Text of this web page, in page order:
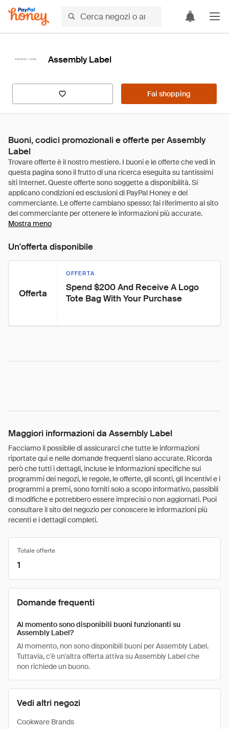
Assembly Label
Fai shopping
Buoni, codici promozionali e offerte per Assembly
Label
Mostra meno
Un'offerta disponibile
Offerta
OFFERTA
Spend $200 And Receive A Logo
Tote Bag With Your Purchase
Maggiori informazioni da Assembly Label
Facciamo il possibile di assicurarci che tutte le informazioni
riportate qui e nelle domande frequenti siano accurate. Ricorda
però che tutti i dettagli, incluse le informazioni specifiche sui
programmi dei negozi, le regole, le offerte, gli sconti, gli incentivi e i
programmi a premi, sono forniti solo a scopo informativo, passibili
di modifiche e potrebbero essere imprecisi o non aggiornati. Puoi
consultare il sito del negozio per conoscere le informazioni più
recenti e i dettagli completi.
Vedi altri negozi
Cookware Brands
Totale offerte
1
Domande frequenti
Al momento sono disponibili buoni funzionanti su
Assembly Label?
Al momento, non sono disponibili buoni per Assembly Label.
Tuttavia, c'è un'altra offerta attiva su Assembly Label che
non richiede un buono.